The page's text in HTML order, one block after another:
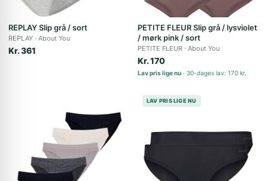
REPLAY Slip grå / sort
REPLAY About You
Kr. 361
PETITE FLEUR Slip grå / lysviolet
/ mørk pink / sort
PETITE FLEUR About You
Kr. 170
Lav pris lige nu 30-dages lav: 170 kr.
LAV PRIS LIGE NU